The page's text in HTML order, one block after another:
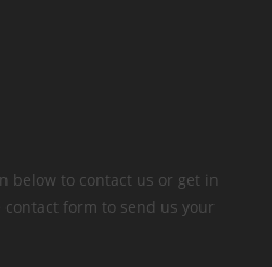
below to contact us or get in
form to send us your